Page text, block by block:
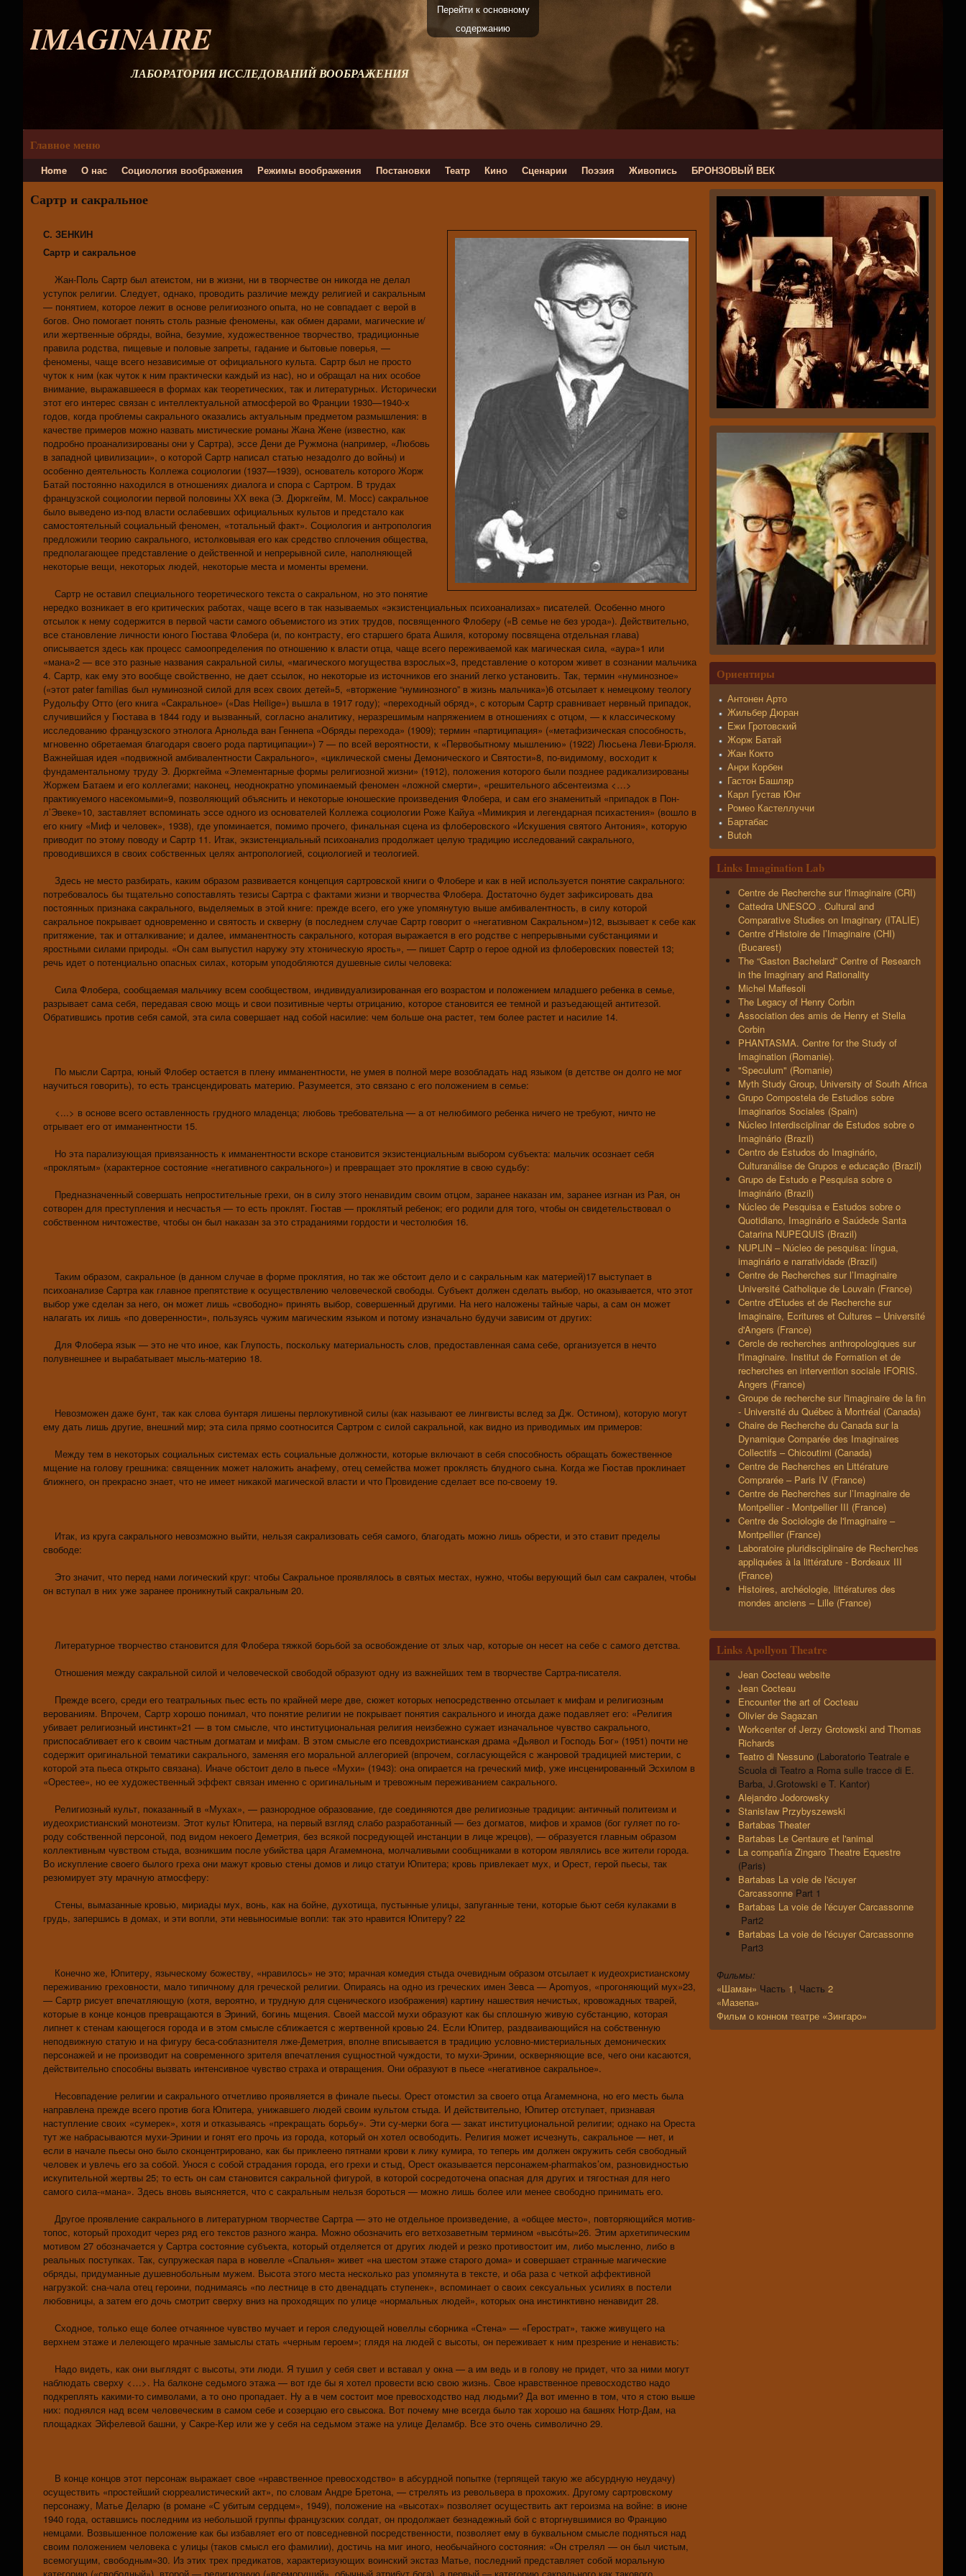
Перейти к основному
содержанию
IMAGINAIRE
ЛАБОРАТОРИЯ ИССЛЕДОВАНИЙ ВООБРАЖЕНИЯ
Главное меню
Home О нас Социология воображения Режимы воображения Постановки Театр Кино Сценарии Поэзия Живопись БРОНЗОВЫЙ ВЕК
Сартр и сакральное
С. ЗЕНКИН
Сартр и сакральное
Жан-Поль Сартр был атеистом, ни в жизни, ни в творчестве он никогда не делал
уступок религии. Следует, однако, проводить различие между религией и сакральным
— понятием, которое лежит в основе религиозного опыта, но не совпадает с верой в
богов. Оно помогает понять столь разные феномены, как обмен дарами, магические и/
или жертвенные обряды, война, безумие, художественное творчество, традиционные
правила родства, пищевые и половые запреты, гадание и бытовые поверья, —
феномены, чаще всего независимые от официального культа. Сартр был не просто
чуток к ним (как чуток к ним практически каждый из нас), но и обращал на них особое
внимание, выражавшееся в формах как теоретических, так и литературных. Исторически
этот его интерес связан с интеллектуальной атмосферой во Франции 1930—1940-х
годов, когда проблемы сакрального оказались актуальным предметом размышления: в
качестве примеров можно назвать мистические романы Жана Жене (известно, как
подробно проанализированы они у Сартра), эссе Дени де Ружмона (например, «Любовь
в западной цивилизации», о которой Сартр написал статью незадолго до войны) и
особенно деятельность Коллежа социологии (1937—1939), основатель которого Жорж
Батай постоянно находился в отношениях диалога и спора с Сартром. В трудах
французской социологии первой половины ХХ века (Э. Дюркгейм, М. Мосс) сакральное
было выведено из-под власти ослабевших официальных культов и предстало как
самостоятельный социальный феномен, «тотальный факт». Социология и антропология
предложили теорию сакрального, истолковывая его как средство сплочения общества,
предполагающее представление о действенной и непрерывной силе, наполняющей
некоторые вещи, некоторых людей, некоторые места и моменты времени.
Сартр не оставил специального теоретического текста о сакральном, но это понятие
нередко возникает в его критических работах, чаще всего в так называемых «экзистенциальных психоанализах» писателей. Особенно много
отсылок к нему содержится в первой части самого объемистого из этих трудов, посвященного Флоберу («В семье не без урода»). Действительно,
все становление личности юного Гюстава Флобера (и, по контрасту, его старшего брата Ашиля, которому посвящена отдельная глава)
описывается здесь как процесс самоопределения по отношению к власти отца, чаще всего переживаемой как магическая сила, «аура»1 или
«мана»2 — все это разные названия сакральной силы, «магического могущества взрослых»3, представление о котором живет в сознании мальчика
4. Сартр, как ему это вообще свойственно, не дает ссылок, но некоторые из источников его знаний легко установить. Так, термин «нуминозное»
(«этот pater familias был нуминозной силой для всех своих детей»5, «вторжение “нуминозного” в жизнь мальчика»)6 отсылает к немецкому теологу
Рудольфу Отто (его книга «Сакральное» («Das Heilige») вышла в 1917 году); «переходный обряд», с которым Сартр сравнивает нервный припадок,
случившийся у Гюстава в 1844 году и вызванный, согласно аналитику, неразрешимым напряжением в отношениях с отцом, — к классическому
исследованию французского этнолога Арнольда ван Геннепа «Обряды перехода» (1909); термин «партиципация» («метафизическая способность,
мгновенно обретаемая благодаря своего рода партиципации») 7 — по всей вероятности, к «Первобытному мышлению» (1922) Люсьена Леви-Брюля.
Важнейшая идея «подвижной амбивалентности Сакрального», «циклической смены Демонического и Святости»8, по-видимому, восходит к
фундаментальному труду Э. Дюркгейма «Элементарные формы религиозной жизни» (1912), положения которого были позднее радикализированы
Жоржем Батаем и его коллегами; наконец, неоднократно упоминаемый феномен «ложной смерти», «решительного абсентеизма <…>
практикуемого насекомыми»9, позволяющий объяснить и некоторые юношеские произведения Флобера, и сам его знаменитый «припадок в Пон-
л’Эвеке»10, заставляет вспоминать эссе одного из основателей Коллежа социологии Роже Кайуа «Мимикрия и легендарная психастения» (вошло в
его книгу «Миф и человек», 1938), где упоминается, помимо прочего, финальная сцена из флоберовского «Искушения святого Антония», которую
приводит по этому поводу и Сартр 11. Итак, экзистенциальный психоанализ продолжает целую традицию исследований сакрального,
проводившихся в своих собственных целях антропологией, социологией и теологией.
Здесь не место разбирать, каким образом развивается концепция сартровской книги о Флобере и как в ней используется понятие сакрального:
потребовалось бы тщательно сопоставлять тезисы Сартра с фактами жизни и творчества Флобера. Достаточно будет зафиксировать два
постоянных признака сакрального, выделяемых в этой книге: прежде всего, его уже упомянутую выше амбивалентность, в силу которой
сакральное покрывает одновременно и святость и скверну (в последнем случае Сартр говорит о «негативном Сакральном»)12, вызывает к себе как
притяжение, так и отталкивание; и далее, имманентность сакрального, которая выражается в его родстве с непрерывными субстанциями и
яростными силами природы. «Он сам выпустил наружу эту хтоническую ярость», — пишет Сартр о герое одной из флоберовских повестей 13;
речь идет о потенциально опасных силах, которым уподобляются душевные силы человека:
Сила Флобера, сообщаемая мальчику всем сообществом, индивидуализированная его возрастом и положением младшего ребенка в семье,
разрывает сама себя, передавая свою мощь и свои позитивные черты отрицанию, которое становится ее темной и разъедающей антитезой.
Обратившись против себя самой, эта сила совершает над собой насилие: чем больше она растет, тем более растет и насилие 14.
По мысли Сартра, юный Флобер остается в плену имманентности, не умея в полной мере возобладать над языком (в детстве он долго не мог
научиться говорить), то есть трансцендировать материю. Разумеется, это связано с его положением в семье:
<...> в основе всего оставленность грудного младенца; любовь требовательна — а от нелюбимого ребенка ничего не требуют, ничто не
отрывает его от имманентности 15.
Но эта парализующая привязанность к имманентности вскоре становится экзистенциальным выбором субъекта: мальчик осознает себя
«проклятым» (характерное состояние «негативного сакрального») и превращает это проклятие в свою судьбу:
Предназначенный совершать непростительные грехи, он в силу этого ненавидим своим отцом, заранее наказан им, заранее изгнан из Рая, он
сотворен для преступления и несчастья — то есть проклят. Гюстав — проклятый ребенок; его родили для того, чтобы он свидетельствовал о
собственном ничтожестве, чтобы он был наказан за это страданиями гордости и честолюбия 16.
Таким образом, сакральное (в данном случае в форме проклятия, но так же обстоит дело и с сакральным как материей)17 выступает в
психоанализе Сартра как главное препятствие к осуществлению человеческой свободы. Субъект должен сделать выбор, но оказывается, что этот
выбор уже сделан за него, он может лишь «свободно» принять выбор, совершенный другими. На него наложены тайные чары, а сам он может
налагать их лишь «по доверенности», пользуясь чужим магическим языком и потому изначально будучи зависим от других:
Для Флобера язык — это не что иное, как Глупость, поскольку материальность слов, предоставленная сама себе, организуется в нечто
полувнешнее и вырабатывает мысль-материю 18.
Невозможен даже бунт, так как слова бунтаря лишены перлокутивной силы (как называют ее лингвисты вслед за Дж. Остином), которую могут
ему дать лишь другие, внешний мир; эта сила прямо соотносится Сартром с силой сакральной, как видно из приводимых им примеров:
Между тем в некоторых социальных системах есть социальные должности, которые включают в себя способность обращать божественное
мщение на голову грешника: священник может наложить анафему, отец семейства может проклясть блудного сына. Когда же Гюстав проклинает
ближнего, он прекрасно знает, что не имеет никакой магической власти и что Провидение сделает все по-своему 19.
Итак, из круга сакрального невозможно выйти, нельзя сакрализовать себя самого, благодать можно лишь обрести, и это ставит пределы
свободе:
Это значит, что перед нами логический круг: чтобы Сакральное проявлялось в святых местах, нужно, чтобы верующий был сам сакрален, чтобы
он вступал в них уже заранее проникнутый сакральным 20.
Литературное творчество становится для Флобера тяжкой борьбой за освобождение от злых чар, которые он несет на себе с самого детства.
Отношения между сакральной силой и человеческой свободой образуют одну из важнейших тем в творчестве Сартра-писателя.
Прежде всего, среди его театральных пьес есть по крайней мере две, сюжет которых непосредственно отсылает к мифам и религиозным
верованиям. Впрочем, Сартр хорошо понимал, что понятие религии не покрывает понятия сакрального и иногда даже подавляет его: «Религия
убивает религиозный инстинкт»21 — в том смысле, что институциональная религия неизбежно сужает изначальное чувство сакрального,
приспосабливает его к своим частным догматам и мифам. В этом смысле его псевдохристианская драма «Дьявол и Господь Бог» (1951) почти не
содержит оригинальной тематики сакрального, заменяя его моральной аллегорией (впрочем, согласующейся с жанровой традицией мистерии, с
которой эта пьеса открыто связана). Иначе обстоит дело в пьесе «Мухи» (1943): она опирается на греческий миф, уже инсценированный Эсхилом в
«Орестее», но ее художественный эффект связан именно с оригинальным и тревожным переживанием сакрального.
Религиозный культ, показанный в «Мухах», — разнородное образование, где соединяются две религиозные традиции: античный политеизм и
иудеохристианский монотеизм. Этот культ Юпитера, на первый взгляд слабо разработанный — без догматов, мифов и храмов (бог гуляет по го-
роду собственной персоной, под видом некоего Деметрия, без всякой посредующей инстанции в лице жрецов), — образуется главным образом
коллективным чувством стыда, возникшим после убийства царя Агамемнона, молчаливыми сообщниками в котором являлись все жители города.
Во искупление своего былого греха они мажут кровью стены домов и лицо статуи Юпитера; кровь привлекает мух, и Орест, герой пьесы, так
резюмирует эту мрачную атмосферу:
Стены, вымазанные кровью, мириады мух, вонь, как на бойне, духотища, пустынные улицы, запуганные тени, которые бьют себя кулаками в
грудь, запершись в домах, и эти вопли, эти невыносимые вопли: так это нравится Юпитеру? 22
Конечно же, Юпитеру, языческому божеству, «нравилось» не это; мрачная комедия стыда очевидным образом отсылает к иудеохристианскому
переживанию греховности, мало типичному для греческой религии. Опираясь на одно из греческих имен Зевса — Apomyos, «прогоняющий мух»23,
— Сартр рисует впечатляющую (хотя, вероятно, и трудную для сценического изображения) картину нашествия нечистых, кровожадных тварей,
которые в конце концов превращаются в Эриний, богинь мщения. Своей массой мухи образуют как бы сплошную живую субстанцию, которая
липнет к стенам кающегося города и в этом смысле сближается с жертвенной кровью 24. Если Юпитер, раздваивающийся на собственную
неподвижную статую и на фигуру беса-соблазнителя лже-Деметрия, вполне вписывается в традицию условно-мистериальных демонических
персонажей и не производит на современного зрителя впечатления сущностной чуждости, то мухи-Эринии, оскверняющие все, чего они касаются,
действительно способны вызвать интенсивное чувство страха и отвращения. Они образуют в пьесе «негативное сакральное».
Несовпадение религии и сакрального отчетливо проявляется в финале пьесы. Орест отомстил за своего отца Агамемнона, но его месть была
направлена прежде всего против бога Юпитера, унижавшего людей своим культом стыда. И действительно, Юпитер отступает, признавая
наступление своих «сумерек», хотя и отказываясь «прекращать борьбу». Эти су-мерки бога — закат институциональной религии; однако на Ореста
тут же набрасываются мухи-Эринии и гонят его прочь из города, который он хотел освободить. Религия может исчезнуть, сакральное — нет, и
если в начале пьесы оно было сконцентрировано, как бы приклеено пятнами крови к лику кумира, то теперь им должен окружить себя свободный
человек и увлечь его за собой. Унося с собой страдания города, его грехи и стыд, Орест оказывается персонажем-pharmakos’ом, разновидностью
искупительной жертвы 25; то есть он сам становится сакральной фигурой, в которой сосредоточена опасная для других и тягостная для него
самого сила-«мана». Здесь вновь выясняется, что с сакральным нельзя бороться — можно лишь более или менее свободно принимать его.
Другое проявление сакрального в литературном творчестве Сартра — это не отдельное произведение, а «общее место», повторяющийся мотив-
топос, который проходит через ряд его текстов разного жанра. Можно обозначить его ветхозаветным термином «высóты»26. Этим архетипическим
мотивом 27 обозначается у Сартра состояние субъекта, который отделяется от других людей и резко противостоит им, либо мысленно, либо в
реальных поступках. Так, супружеская пара в новелле «Спальня» живет «на шестом этаже старого дома» и совершает странные магические
обряды, придуманные душевнобольным мужем. Высота этого места несколько раз упомянута в тексте, и оба раза с четкой аффективной
нагрузкой: сна-чала отец героини, поднимаясь «по лестнице в сто двенадцать ступенек», вспоминает о своих сексуальных усилиях в постели
любовницы, а затем его дочь смотрит сверху вниз на проходящих по улице «нормальных людей», которых она инстинктивно ненавидит 28.
Сходное, только еще более отчаянное чувство мучает и героя следующей новеллы сборника «Стена» — «Герострат», также живущего на
верхнем этаже и лелеющего мрачные замыслы стать «черным героем»; глядя на людей с высоты, он переживает к ним презрение и ненависть:
Надо видеть, как они выглядят с высоты, эти люди. Я тушил у себя свет и вставал у окна — а им ведь и в голову не придет, что за ними могут
наблюдать сверху <…>. На балконе седьмого этажа — вот где бы я хотел провести всю свою жизнь. Свое нравственное превосходство надо
подкреплять какими-то символами, а то оно пропадает. Ну а в чем состоит мое превосходство над людьми? Да вот именно в том, что я стою выше
них: поднялся над всем человеческим в самом себе и созерцаю его свысока. Вот почему мне всегда было так хорошо на башнях Нотр-Дам, на
площадках Эйфелевой башни, у Сакре-Кер или же у себя на седьмом этаже на улице Деламбр. Все это очень символично 29.
В конце концов этот персонаж выражает свое «нравственное превосходство» в абсурдной попытке (терпящей такую же абсурдную неудачу)
осуществить «простейший сюрреалистический акт», по словам Андре Бретона, — стрелять из револьвера в прохожих. Другому сартровскому
персонажу, Матье Деларю (в романе «С убитым сердцем», 1949), положение на «высотах» позволяет осуществить акт героизма на войне: в июне
1940 года, оставшись последним из небольшой группы французских солдат, он продолжает безнадежный бой с вторгнувшимися во Францию
немцами. Возвышенное положение как бы избавляет его от повседневной посредственности, позволяет ему в буквальном смысле подняться над
своим положением человека с улицы (таков смысл его фамилии), достичь на миг иного, необычайного состояния: «Он стрелял — он был чистым,
всемогущим, свободным»30. Из этих трех предикатов, характеризующих воинский экстаз Матье, последний представляет собой моральную
категорию («свободный»), второй — религиозную («всемогущий», обычный атрибут бога), а первый — категорию сакрального как такового
Ориентиры
Антонен Арто
Жильбер Дюран
Ежи Гротовский
Жорж Батай
Жан Кокто
Анри Корбен
Гастон Башляр
Карл Густав Юнг
Ромео Кастеллуччи
Бартабас
Butoh
Links Imagination Lab
Centre de Recherche sur l'Imaginaire (CRI)
Cattedra UNESCO . Cultural and
Comparative Studies on Imaginary (ITALIE)
Centre d’Histoire de l’Imaginaire (CHI)
(Bucarest)
The “Gaston Bachelard” Centre of Research
in the Imaginary and Rationality
Michel Maffesoli
The Legacy of Henry Corbin
Association des amis de Henry et Stella
Corbin
PHANTASMA. Centre for the Study of
Imagination (Romanie).
"Speculum" (Romanie)
Myth Study Group, University of South Africa
Grupo Compostela de Estudios sobre
Imaginarios Sociales (Spain)
Núcleo Interdisciplinar de Estudos sobre o
Imaginário (Brazil)
Centro de Estudos do Imaginário,
Culturanálise de Grupos e educação (Brazil)
Grupo de Estudo e Pesquisa sobre o
Imaginário (Brazil)
Núcleo de Pesquisa e Estudos sobre o
Quotidiano, Imaginário e Saúdede Santa
Catarina NUPEQUIS (Brazil)
NUPLIN – Núcleo de pesquisa: língua,
imaginário e narratividade (Brazil)
Centre de Recherches sur l’Imaginaire
Université Catholique de Louvain (France)
Centre d'Etudes et de Recherche sur
Imaginaire, Ecritures et Cultures – Université
d'Angers (France)
Cercle de recherches anthropologiques sur
l'Imaginaire. Institut de Formation et de
recherches en intervention sociale IFORIS.
Angers (France)
Groupe de recherche sur l'imaginaire de la fin
- Université du Québec à Montréal (Canada)
Chaire de Recherche du Canada sur la
Dynamique Comparée des Imaginaires
Collectifs – Chicoutimi (Canada)
Centre de Recherches en Littérature
Comprarée – Paris IV (France)
Centre de Recherches sur l’Imaginaire de
Montpellier - Montpellier III (France)
Centre de Sociologie de l'Imaginaire –
Montpellier (France)
Laboratoire pluridisciplinaire de Recherches
appliquées à la littérature - Bordeaux III
(France)
Histoires, archéologie, littératures des
mondes anciens – Lille (France)
Links Apollyon Theatre
Jean Cocteau website
Jean Cocteau
Encounter the art of Cocteau
Olivier de Sagazan
Workcenter of Jerzy Grotowski and Thomas
Richards
Teatro di Nessuno (Laboratorio Teatrale e
Scuola di Teatro a Roma sulle tracce di E.
Barba, J.Grotowski e T. Kantor)
Alejandro Jodorowsky
Stanisław Przybyszewski
Bartabas Theater
Bartabas Le Centaure et l'animal
La compañía Zingaro Theatre Equestre
(Paris)
Bartabas La voie de l'écuyer
Carcassonne Part 1
Bartabas La voie de l'écuyer Carcassonne
Part2
Bartabas La voie de l'écuyer Carcassonne
Part3
Фильмы:
«Шаман» Часть 1, Часть 2
«Мазепа»
Фильм о конном театре «Зингаро»